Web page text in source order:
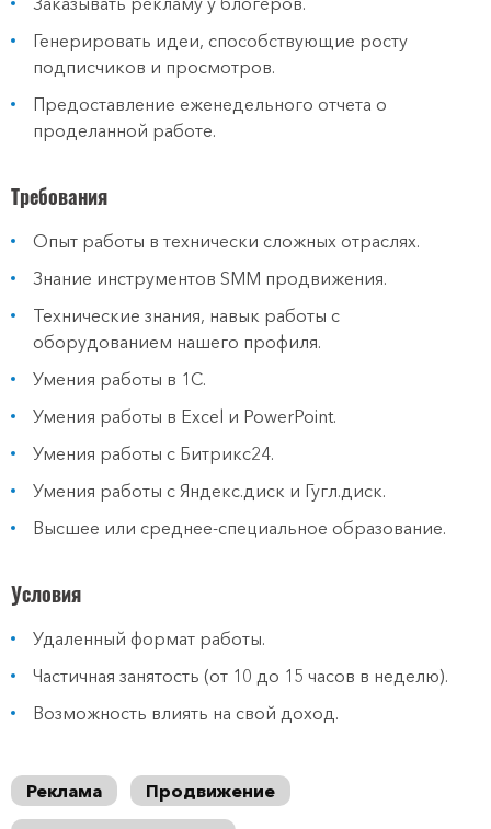
Генерировать идеи, способствующие росту
подписчиков и просмотров.
Предоставление еженедельного отчета о
проделанной работе.
Требования
Опыт работы в технически сложных отраслях.
Знание инструментов SMM продвижения.
Технические знания, навык работы с
оборудованием нашего профиля.
Умения работы в 1С.
Умения работы в Excel и PowerPoint.
Умения работы с Битрикс24.
Умения работы с Яндекс.диск и Гугл.диск.
Высшее или среднее-специальное образование.
Условия
Удаленный формат работы.
Частичная занятость (от 10 до 15 часов в неделю).
Возможность влиять на свой доход.
Реклама
Продвижение